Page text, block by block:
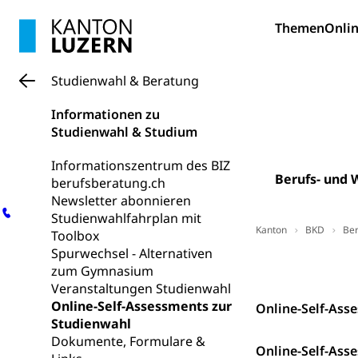
Themen
Berufs- und
Studienwahl & Beratung
Informationen zu
Studienwahl & Studium
Informationszentrum des BIZ
berufsberatung.ch
Newsletter abonnieren
Studienwahlfahrplan mit
Toolbox
Spurwechsel - Alternativen
zum Gymnasium
Veranstaltungen Studienwahl
Online-Self-Assessments zur
Studienwahl
Dokumente, Formulare &
Kanton BKD
Online-Self-
Online-Self-
Fachstelle
AHV / IV
Behinderung